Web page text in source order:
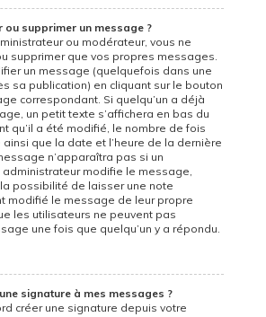
ou supprimer un message ?
ou modérateur, vous ne
supprimer que vos propres messages.
un message (quelquefois dans une
sa publication) en cliquant sur le bouton
correspondant. Si quelqu’un a déjà
un petit texte s’affichera en bas du
qu’il a été modifié, le nombre de fois
ainsi que la date et l’heure de la dernière
n’apparaîtra pas si un
administrateur modifie le message,
possibilité de laisser une note
modifié le message de leur propre
les utilisateurs ne peuvent pas
une fois que quelqu’un y a répondu.
signature à mes messages ?
créer une signature depuis votre